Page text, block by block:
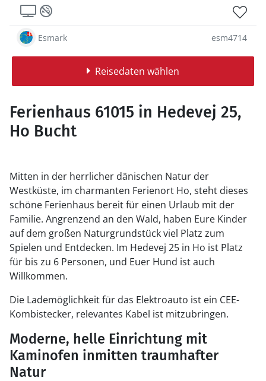
Esmark esm4714
Reisedaten wählen
Ferienhaus 61015 in Hedevej 25,
Ho Bucht
Mitten in der herrlicher dänischen Natur der
Westküste, im charmanten Ferienort Ho, steht dieses
schöne Ferienhaus bereit für einen Urlaub mit der
Familie. Angrenzend an den Wald, haben Eure Kinder
auf dem großen Naturgrundstück viel Platz zum
Spielen und Entdecken. Im Hedevej 25 in Ho ist Platz
für bis zu 6 Personen, und Euer Hund ist auch
Willkommen.
Die Lademöglichkeit für das Elektroauto ist ein CEE-
Kombistecker, relevantes Kabel ist mitzubringen.
Moderne, helle Einrichtung mit
Kaminofen inmitten traumhafter
Natur